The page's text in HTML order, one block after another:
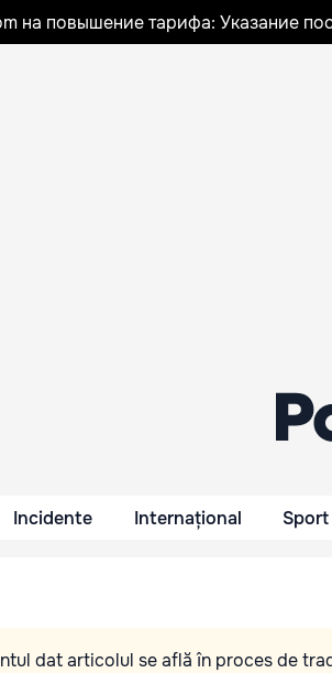
на повышение тарифа: Указание
Incidente Internațional Sport
dat articolul se află în proces de